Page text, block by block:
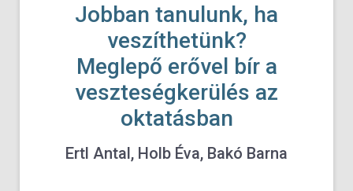
Jobban tanulunk, ha
veszíthetünk?
Meglepő erővel bír a
veszteségkerülés az
oktatásban
Ertl Antal, Holb Éva, Bakó Barna